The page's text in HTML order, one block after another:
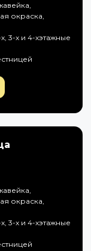
окраска,
3-х и 4-хэтажные
окраска,
3-х и 4-хэтажные